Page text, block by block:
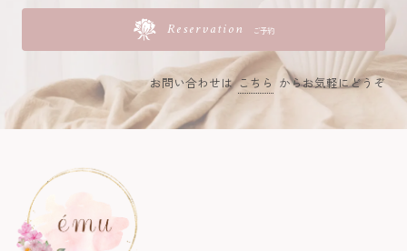
Reservation ご予約
お問い合わせは こちら からお気軽にどうぞ